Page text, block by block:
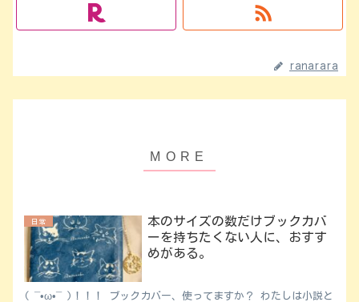
ranarara
日常
本のサイズの数だけブックカバ
ーを持ちたくない人に、おすす
めがある。
( ¯•ω•¯ )！！！ ブックカバー、使ってますか？ わたしは小説と